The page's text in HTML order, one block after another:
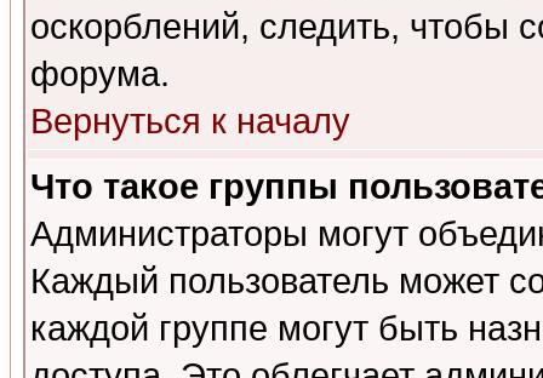
оскорблений, следить, чтобы
форума.
Вернуться к началу
Что такое группы
Администраторы могут
Каждый пользователь может
каждой группе могут быть